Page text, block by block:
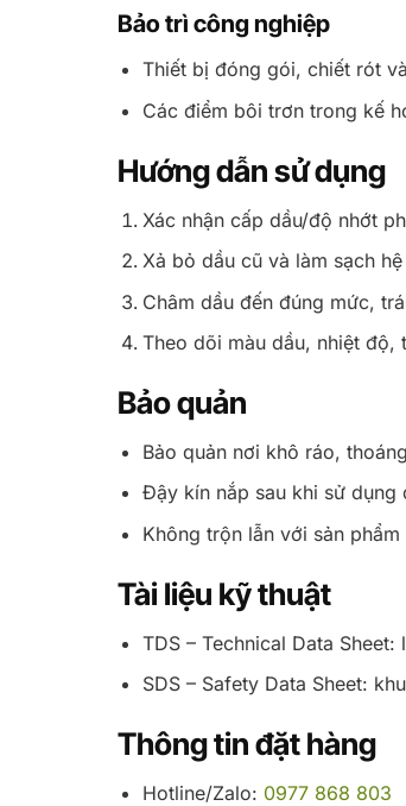
Bảo trì công nghiệp
Thiết bị đóng gói, chiết rót
Các điểm bôi trơn trong kế
Hướng dẫn sử dụng
Xác nhận cấp dầu/độ nhớt
Xả bỏ dầu cũ và làm sạch
Châm dầu đến đúng mức,
Theo dõi màu dầu, nhiệt độ,
Bảo quản
Bảo quản nơi khô ráo,
Đậy kín nắp sau khi sử dụng
Không trộn lẫn với sản
Tài liệu kỹ thuật
TDS – Technical Data
SDS – Safety Data Sheet:
Thông tin đặt hàng
Hotline/Zalo: 0977 868 803